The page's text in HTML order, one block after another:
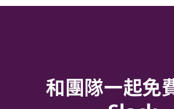
和團隊一起免